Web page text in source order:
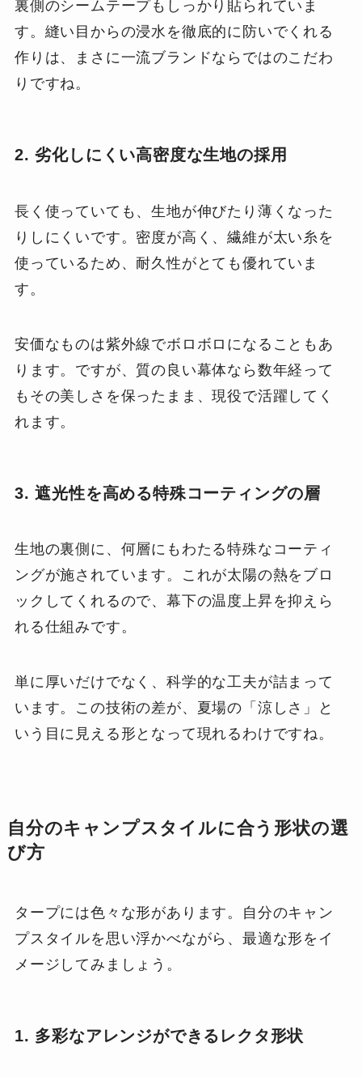
裏側のシームテープもしっかり貼られていま
す。縫い目からの浸水を徹底的に防いでくれる
作りは、まさに一流ブランドならではのこだわ
りですね。
2. 劣化しにくい高密度な生地の採用
長く使っていても、生地が伸びたり薄くなった
りしにくいです。密度が高く、繊維が太い糸を
使っているため、耐久性がとても優れていま
す。
安価なものは紫外線でボロボロになることもあ
ります。ですが、質の良い幕体なら数年経って
もその美しさを保ったまま、現役で活躍してく
れます。
3. 遮光性を高める特殊コーティングの層
生地の裏側に、何層にもわたる特殊なコーティ
ングが施されています。これが太陽の熱をブロ
ックしてくれるので、幕下の温度上昇を抑えら
れる仕組みです。
単に厚いだけでなく、科学的な工夫が詰まって
います。この技術の差が、夏場の「涼しさ」と
いう目に見える形となって現れるわけですね。
自分のキャンプスタイルに合う形状の選
び方
タープには色々な形があります。自分のキャン
プスタイルを思い浮かべながら、最適な形をイ
メージしてみましょう。
1. 多彩なアレンジができるレクタ形状